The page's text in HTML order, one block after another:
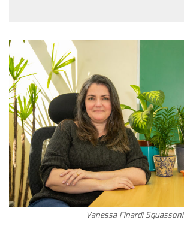
Vanessa Finardi Squassoni